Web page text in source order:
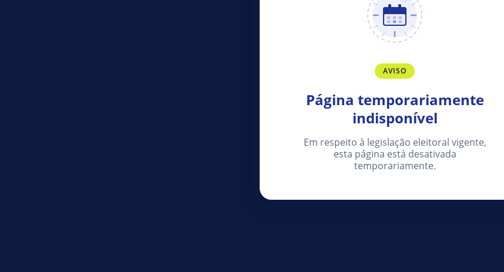
AVISO
Página temporariamente
indisponível
Em respeito à legislação eleitoral vigente,
esta página está desativada
temporariamente.